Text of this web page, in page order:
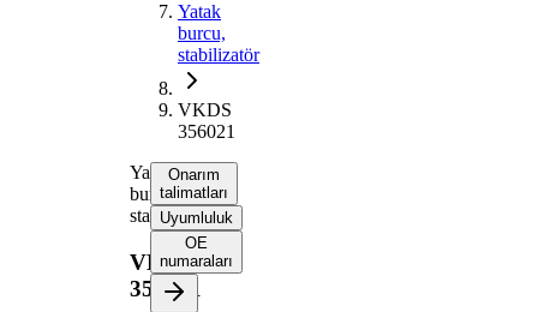
Yatak
burcu,
stabilizatör
VKDS
356021
Yatak
burcu,
stabilizatör
VKDS
356021
Onarım
talimatları
Uyumluluk
OE
numaraları